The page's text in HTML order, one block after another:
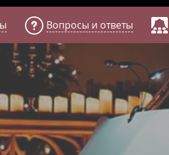
Вопросы и ответы